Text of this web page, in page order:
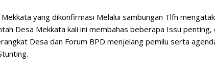
yang dikonfirmasi Melalui sambungan Tlfn
Desa Mekkata kali ini membahas beberapa Issu
Desa dan Forum BPD menjelang pemilu serta